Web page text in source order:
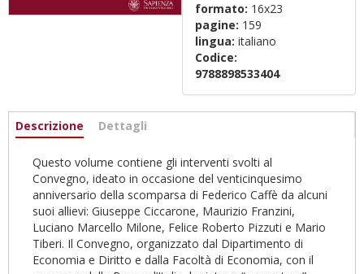
formato: 16x23
pagine: 159
lingua: italiano
Codice:
9788898533404
Informazioni
Descrizione (scheda
Dettagli
Questo volume contiene gli interventi svolti al
Convegno, ideato in occasione del venticinquesimo
anniversario della scomparsa di Federico Caffè da alcuni
suoi allievi: Giuseppe Ciccarone, Maurizio Franzini,
Luciano Marcello Milone, Felice Roberto Pizzuti e Mario
Tiberi. Il Convegno, organizzato dal Dipartimento di
Economia e Diritto e dalla Facoltà di Economia, con il